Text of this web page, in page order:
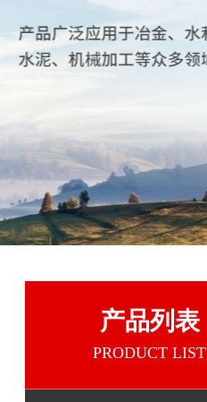
产品列表
PRODUCT LIST